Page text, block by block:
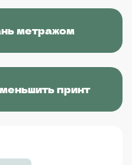
метражом
принт